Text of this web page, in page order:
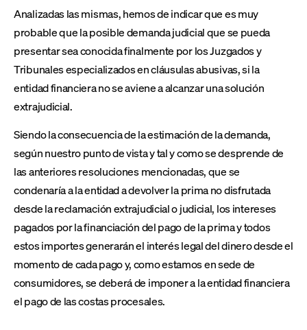
Analizadas las mismas, hemos de indicar que es muy
probable que la posible demanda judicial que se pueda
presentar sea conocida finalmente por los Juzgados y
Tribunales especializados en cláusulas abusivas, si la
entidad financiera no se aviene a alcanzar una solución
extrajudicial.
Siendo la consecuencia de la estimación de la demanda,
según nuestro punto de vista y tal y como se desprende de
las anteriores resoluciones mencionadas, que se
condenaría a la entidad a devolver la prima no disfrutada
desde la reclamación extrajudicial o judicial, los intereses
pagados por la financiación del pago de la prima y todos
estos importes generarán el interés legal del dinero desde el
momento de cada pago y, como estamos en sede de
consumidores, se deberá de imponer a la entidad financiera
el pago de las costas procesales.